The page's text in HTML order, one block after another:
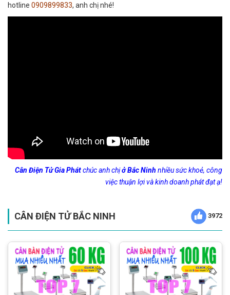
hotline 0909899833, anh chị nhé!
Cân Điện Tử Gia Phátchúc anh chịở Bắc Ninh nhiều sức khoẻ, công
việc thuận lợi và kinh doanh phát đạt ạ!
CÂN ĐIỆN TỬ BẮC NINH 3972